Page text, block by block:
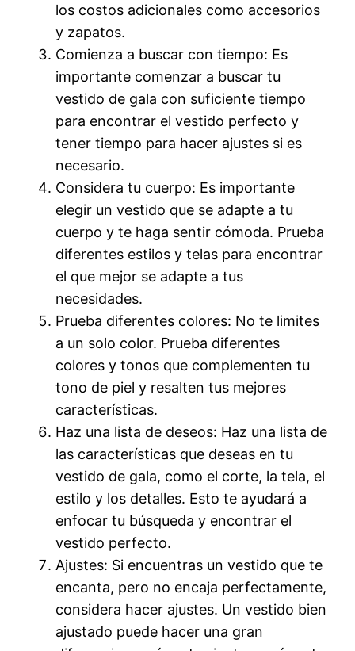
los costos adicionales como accesorios
y zapatos.
Comienza a buscar con tiempo: Es
importante comenzar a buscar tu
vestido de gala con suficiente tiempo
para encontrar el vestido perfecto y
tener tiempo para hacer ajustes si es
necesario.
Considera tu cuerpo: Es importante
elegir un vestido que se adapte a tu
cuerpo y te haga sentir cómoda. Prueba
diferentes estilos y telas para encontrar
el que mejor se adapte a tus
necesidades.
Prueba diferentes colores: No te limites
a un solo color. Prueba diferentes
colores y tonos que complementen tu
tono de piel y resalten tus mejores
características.
Haz una lista de deseos: Haz una lista de
las características que deseas en tu
vestido de gala, como el corte, la tela, el
estilo y los detalles. Esto te ayudará a
enfocar tu búsqueda y encontrar el
vestido perfecto.
Ajustes: Si encuentras un vestido que te
encanta, pero no encaja perfectamente,
considera hacer ajustes. Un vestido bien
ajustado puede hacer una gran